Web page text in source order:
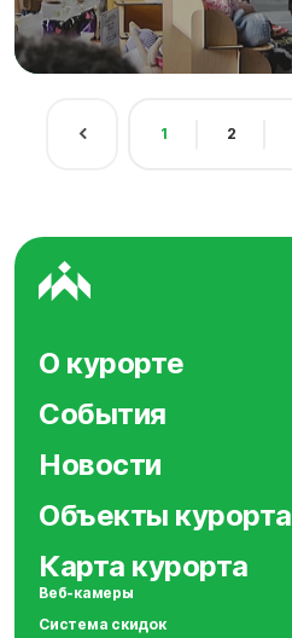
1 2
О курорте
События
Новости
Объекты курорта
Карта курорта
Веб-камеры
Система скидок